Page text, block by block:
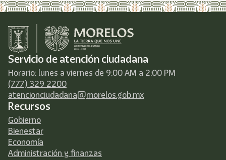
Servicio de atención ciudadana
Horario: lunes a viernes de 9:00 AM a 2:00 PM
(777) 329 2200
atencionciudadana@morelos.gob.mx
Recursos
Gobierno
Bienestar
Economía
Administración y finanzas